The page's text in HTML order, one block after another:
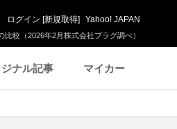
較（2026年2月株式会社プラグ調べ）
ログイン [新規取得] Yahoo! JAPAN
ナル記事 マイカー